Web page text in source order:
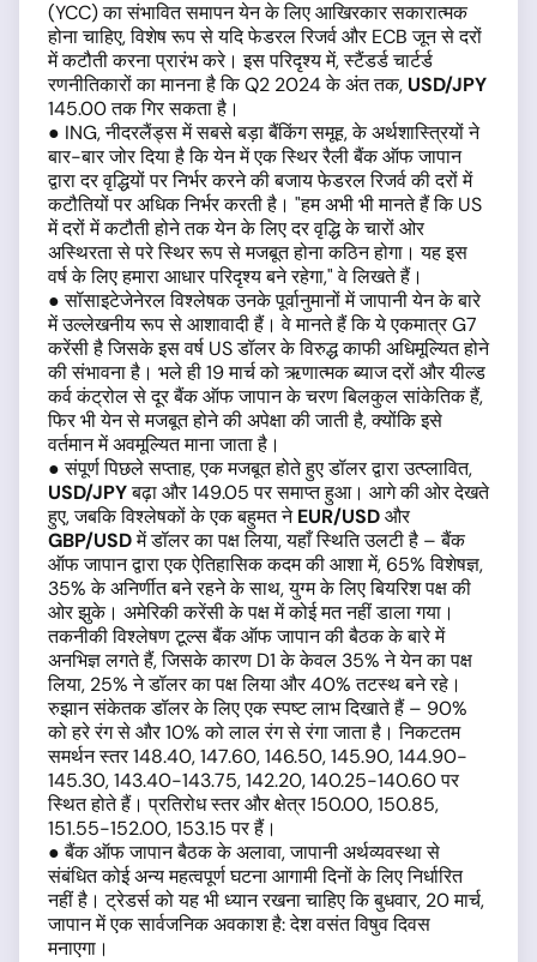
(YCC) का संभावित समापन येन के लिए आखिरकार सकारात्मक
होना चाहिए, विशेष रूप से यदि फेडरल रिजर्व और ECB जून से दरों
में कटौती करना प्रारंभ करे। इस परिदृश्य में, स्टैंडर्ड चार्टर्ड
रणनीतिकारों का मानना है कि Q2 2024 के अंत तक, USD/JPY
145.00 तक गिर सकता है।
● ING, नीदरलैंड्स में सबसे बड़ा बैंकिंग समूह, के अर्थशास्त्रियों ने
बार-बार जोर दिया है कि येन में एक स्थिर रैली बैंक ऑफ जापान
द्वारा दर वृद्धियों पर निर्भर करने की बजाय फेडरल रिजर्व की दरों में
कटौतियों पर अधिक निर्भर करती है। "हम अभी भी मानते हैं कि US
में दरों में कटौती होने तक येन के लिए दर वृद्धि के चारों ओर
अस्थिरता से परे स्थिर रूप से मजबूत होना कठिन होगा। यह इस
वर्ष के लिए हमारा आधार परिदृश्य बने रहेगा," वे लिखते हैं।
● सॉसाइटेजेनेरल विश्लेषक उनके पूर्वानुमानों में जापानी येन के बारे
में उल्लेखनीय रूप से आशावादी हैं। वे मानते हैं कि ये एकमात्र G7
करेंसी है जिसके इस वर्ष US डॉलर के विरुद्ध काफी अधिमूल्यित होने
की संभावना है। भले ही 19 मार्च को ऋणात्मक ब्याज दरों और यील्ड
कर्व कंट्रोल से दूर बैंक ऑफ जापान के चरण बिलकुल सांकेतिक हैं,
फिर भी येन से मजबूत होने की अपेक्षा की जाती है, क्योंकि इसे
वर्तमान में अवमूल्यित माना जाता है।
● संपूर्ण पिछले सप्ताह, एक मजबूत होते हुए डॉलर द्वारा उत्प्लावित,
USD/JPYबढ़ा और 149.05 पर समाप्त हुआ। आगे की ओर देखते
हुए, जबकि विश्लेषकों के एक बहुमत नेEUR/USDऔर
GBP/USDमें डॉलर का पक्ष लिया, यहाँ स्थिति उलटी है – बैंक
ऑफ जापान द्वारा एक ऐतिहासिक कदम की आशा में, 65% विशेषज्ञ,
35% के अनिर्णीत बने रहने के साथ, युग्म के लिए बियरिश पक्ष की
ओर झुके। अमेरिकी करेंसी के पक्ष में कोई मत नहीं डाला गया।
तकनीकी विश्लेषण टूल्स बैंक ऑफ जापान की बैठक के बारे में
अनभिज्ञ लगते हैं, जिसके कारण D1 के केवल 35% ने येन का पक्ष
लिया, 25% ने डॉलर का पक्ष लिया और 40% तटस्थ बने रहे।
रुझान संकेतक डॉलर के लिए एक स्पष्ट लाभ दिखाते हैं – 90%
को हरे रंग से और 10% को लाल रंग से रंगा जाता है। निकटतम
समर्थन स्तर 148.40, 147.60, 146.50, 145.90, 144.90-
145.30, 143.40-143.75, 142.20, 140.25-140.60 पर
स्थित होते हैं। प्रतिरोध स्तर और क्षेत्र 150.00, 150.85,
151.55-152.00, 153.15 पर हैं।
● बैंक ऑफ जापान बैठक के अलावा, जापानी अर्थव्यवस्था से
संबंधित कोई अन्य महत्वपूर्ण घटना आगामी दिनों के लिए निर्धारित
नहीं है। ट्रेडर्स को यह भी ध्यान रखना चाहिए कि बुधवार, 20 मार्च,
जापान में एक सार्वजनिक अवकाश है: देश वसंत विषुव दिवस
मनाएगा।